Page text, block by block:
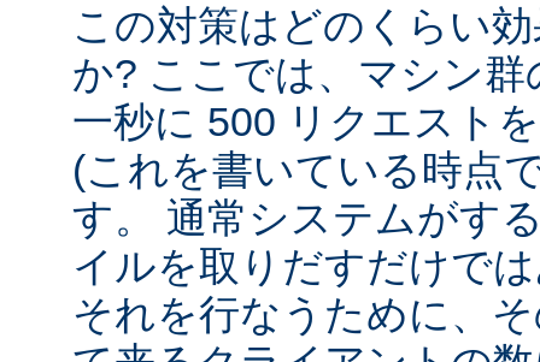
この対策はどのくらい
か? ここでは、マシン
一秒に 500 リクエスト
(これを書いている時点
す。 通常システムがす
イルを取りだすだけで
それを行なうために、